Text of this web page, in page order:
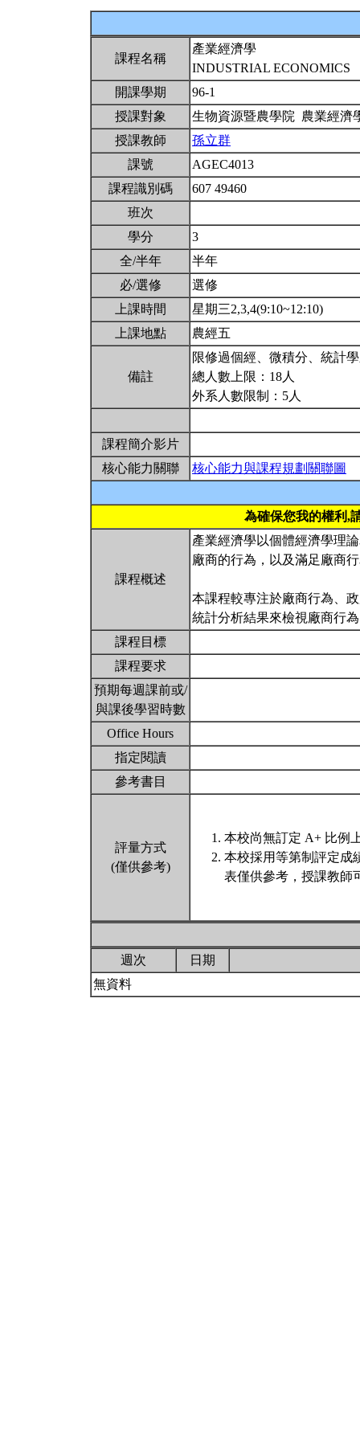
課程名稱
產業經濟學
INDUSTRIAL ECONOMICS
開課學期
96-1
授課對象
生物資源暨農學院 農業經
授課教師
孫立群
課號
AGEC4013
課程識別碼
607 49460
班次
學分
3
全/半年
半年
必/選修
選修
上課時間
星期三2,3,4(9:10~12:10)
上課地點
農經五
備註
限修過個經、微積分、統計
總人數上限：18人
外系人數限制：5人
課程簡介影片
核心能力關聯
核心能力與課程規劃關聯圖
為確保您我的權利,
課程概述
產業經濟學以個體經濟學理
廠商的行為，以及滿足廠商
本課程較專注於廠商行為、
統計分析結果來檢視廠商行
課程目標
課程要求
預期每週課前或/
與課後學習時數
Office Hours
指定閱讀
參考書目
評量方式
(僅供參考)
本校尚無訂定 A+ 比例
本校採用等第制評定成
表僅供參考，授課教師
週次
日期
無資料